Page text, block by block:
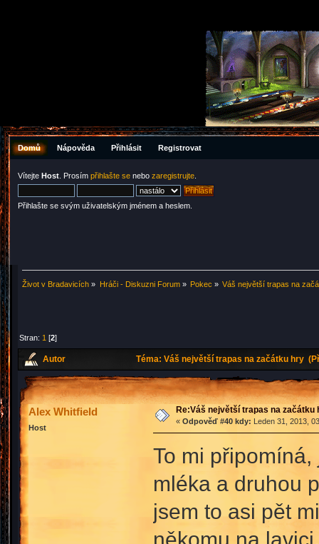
Domů Nápověda Přihlásit Registrovat
Vítejte Host . Prosím přihlašte se nebo zaregistrujte
Přihlašte se svým uživatelským jménem a heslem.
Život v Bradavicích » Hráči - Diskuzni Forum» Pokec » Váš největší trapas na
Stran: 1 [2]
Autor Téma: Váš největší trapas na začátku hry
Alex Whitfield
Host
Re:Váš největší trapas na začátku
« Odpověď #40 kdy: Leden 31, 2013,
To mi
mléka a druhou
jsem to asi pět